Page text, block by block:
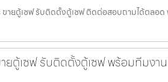
ายตู้เซฟ รับติดตั้งตู้เซฟ ติดต่อสอบถามได้ตลอด
ยตู้เซฟ รับติดตั้งตู้เซฟ พร้อมทีมงา